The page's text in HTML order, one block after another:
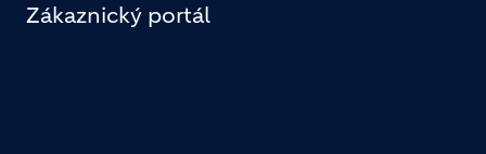
Zákaznický portál